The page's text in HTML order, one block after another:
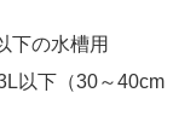
下の水槽用
以下（30～40cm